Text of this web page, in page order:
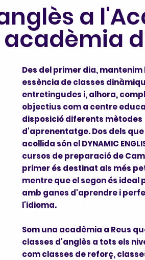
a
Des del primer dia,
essència de classes
entretingudes i, alhora,
objectius com a centre
disposició diferents mètodes
d'aprenentatge. Dos dels
acollida són el DYNAMIC
cursos de preparació de
primer és destinat als més
mentre que el segon és ideal
amb ganes d'aprendre i
l'idioma.
Som una acadèmia a Reus
classes d'anglès a tots els
com classes de reforç,